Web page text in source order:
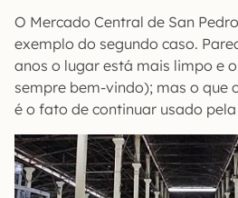
O Mercado Central de San
exemplo do segundo caso.
anos o lugar está mais limpo e
sempre bem-vindo); mas o que
é o fato de continuar usado